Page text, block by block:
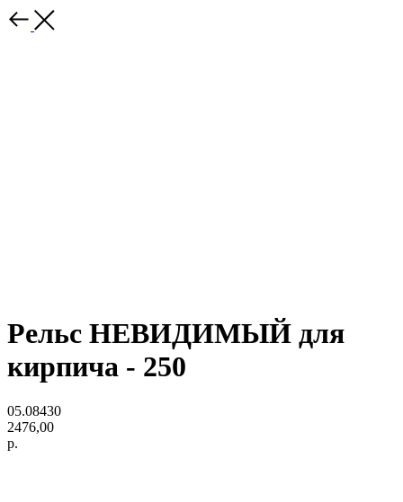
Рельс НЕВИДИМЫЙ для
кирпича - 250
05.08430
2476,00
р.